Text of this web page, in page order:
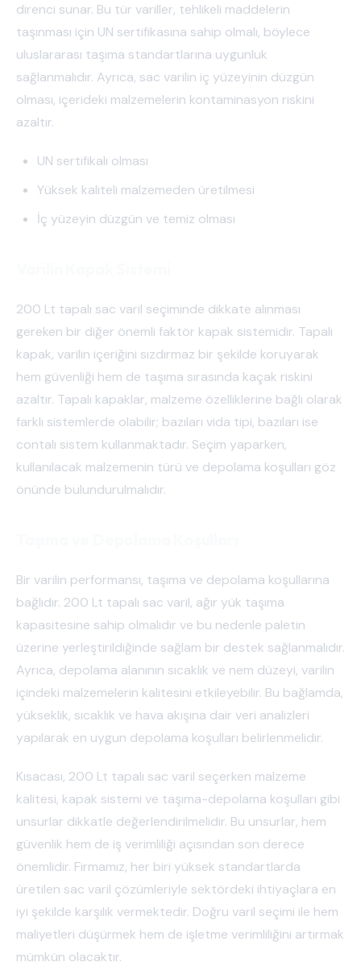
direnci sunar. Bu tür variller, tehlikeli maddelerin
taşınması için UN sertifikasına sahip olmalı, böylece
uluslararası taşıma standartlarına uygunluk
sağlanmalıdır. Ayrıca, sac varilin iç yüzeyinin düzgün
olması, içerideki malzemelerin kontaminasyon riskini
azaltır.
UN sertifikalı olması
Yüksek kaliteli malzemeden üretilmesi
İç yüzeyin düzgün ve temiz olması
200 Lt tapalı sac varil seçiminde dikkate alınması
gereken bir diğer önemli faktör kapak sistemidir. Tapalı
kapak, varilin içeriğini sızdırmaz bir şekilde koruyarak
hem güvenliği hem de taşıma sırasında kaçak riskini
azaltır. Tapalı kapaklar, malzeme özelliklerine bağlı olarak
farklı sistemlerde olabilir; bazıları vida tipi, bazıları ise
contalı sistem kullanmaktadır. Seçim yaparken,
kullanılacak malzemenin türü ve depolama koşulları göz
önünde bulundurulmalıdır.
Bir varilin performansı, taşıma ve depolama koşullarına
bağlıdır. 200 Lt tapalı sac varil, ağır yük taşıma
kapasitesine sahip olmalıdır ve bu nedenle paletin
üzerine yerleştirildiğinde sağlam bir destek sağlanmalıdır.
Ayrıca, depolama alanının sıcaklık ve nem düzeyi, varilin
içindeki malzemelerin kalitesini etkileyebilir. Bu bağlamda,
yükseklik, sıcaklık ve hava akışına dair veri analizleri
yapılarak en uygun depolama koşulları belirlenmelidir.
Kısacası, 200 Lt tapalı sac varil seçerken malzeme
kalitesi, kapak sistemi ve taşıma-depolama koşulları gibi
unsurlar dikkatle değerlendirilmelidir. Bu unsurlar, hem
güvenlik hem de iş verimliliği açısından son derece
önemlidir. Firmamız, her biri yüksek standartlarda
üretilen sac varil çözümleriyle sektördeki ihtiyaçlara en
iyi şekilde karşılık vermektedir. Doğru varil seçimi ile hem
maliyetleri düşürmek hem de işletme verimliliğini artırmak
mümkün olacaktır.